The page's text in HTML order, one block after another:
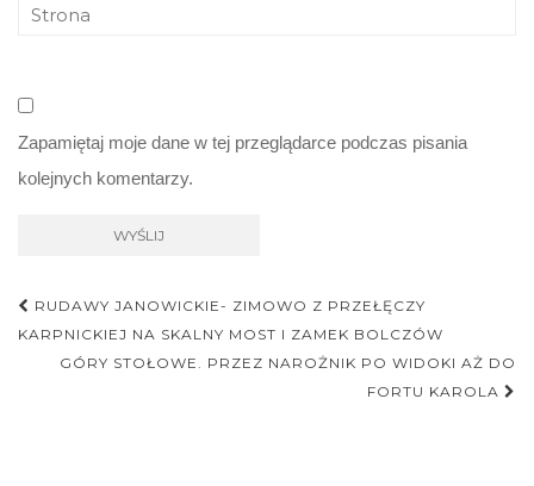
Zapamiętaj moje dane w tej przeglądarce podczas pisania
kolejnych komentarzy.
Nawigacja
postu
RUDAWY JANOWICKIE- ZIMOWO Z PRZEŁĘCZY
KARPNICKIEJ NA SKALNY MOST I ZAMEK BOLCZÓW
GÓRY STOŁOWE. PRZEZ NAROŻNIK PO WIDOKI AŻ DO
FORTU KAROLA